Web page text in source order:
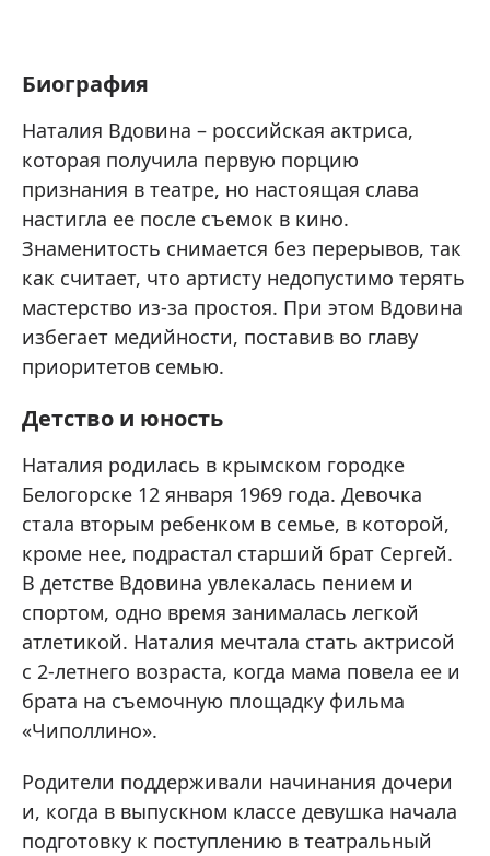
Биография
Наталия Вдовина – российская актриса,
которая получила первую порцию
признания в театре, но настоящая слава
настигла ее после съемок в кино.
Знаменитость снимается без перерывов, так
как считает, что артисту недопустимо терять
мастерство из-за простоя. При этом Вдовина
избегает медийности, поставив во главу
приоритетов семью.
Детство и юность
Наталия родилась в крымском городке
Белогорске 12 января 1969 года. Девочка
стала вторым ребенком в семье, в которой,
кроме нее, подрастал старший брат Сергей.
В детстве Вдовина увлекалась пением и
спортом, одно время занималась легкой
атлетикой. Наталия мечтала стать актрисой
с 2-летнего возраста, когда мама повела ее и
брата на съемочную площадку фильма
«Чиполлино».
Родители поддерживали начинания дочери
и, когда в выпускном классе девушка начала
подготовку к поступлению в театральный